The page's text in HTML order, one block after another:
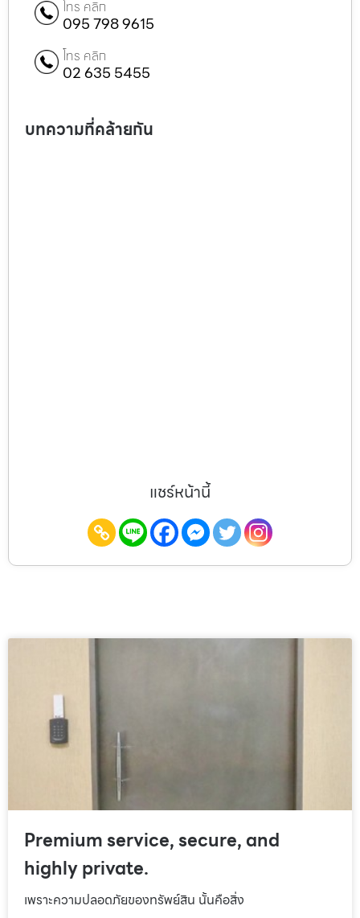
โทร คลิก
095 798 9615
โทร คลิก
02 635 5455
บทความที่คล้ายกัน
แชร์หน้านี้
Premium service, secure, and
highly private.
เพราะความปลอดภัยของทรัพย์สิน นั้นคือสิ่ง